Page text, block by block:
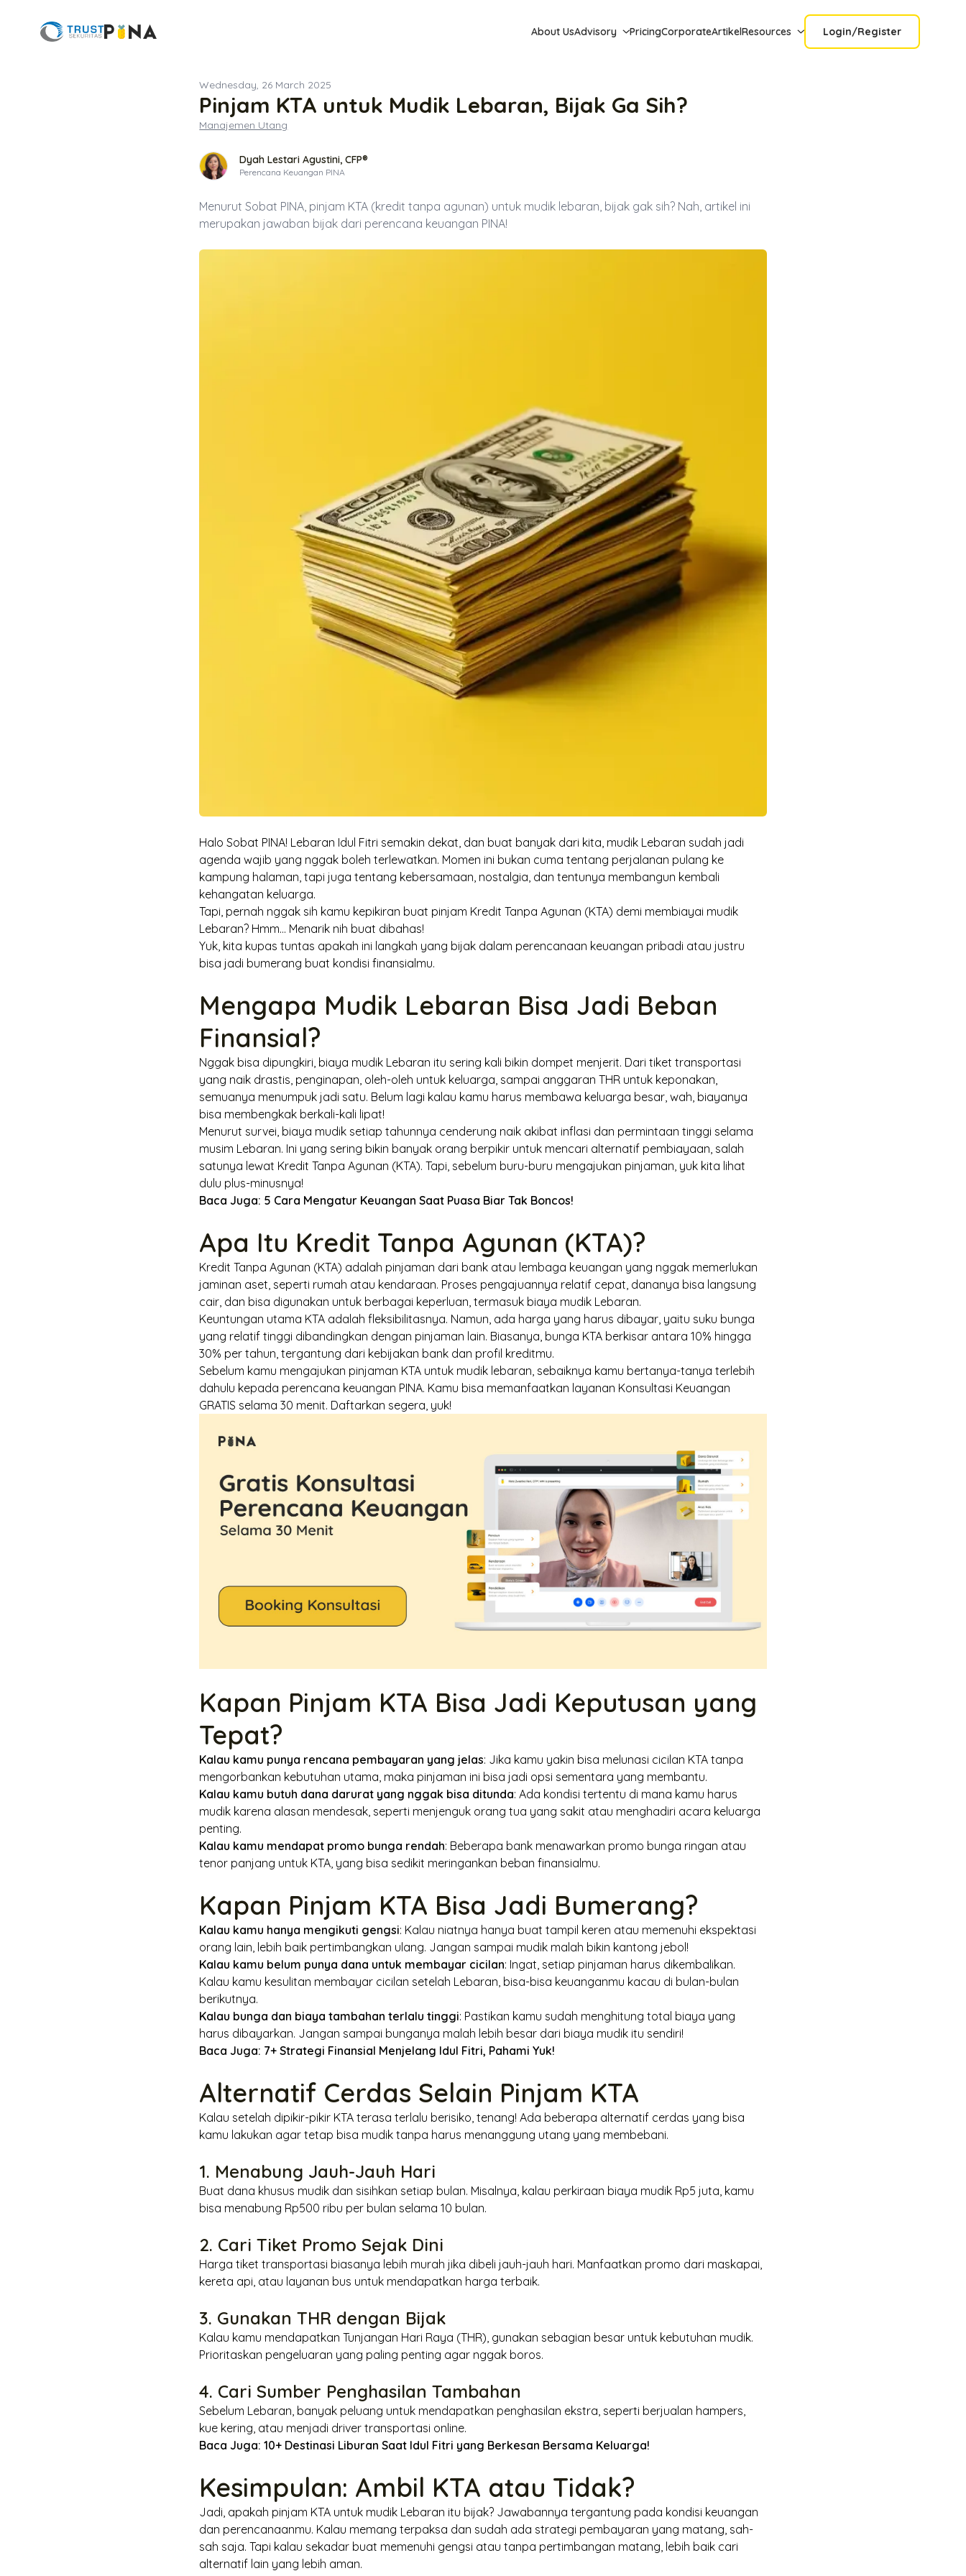
About UsAdvisory PricingCorporateArtikelResources Login/Register
Wednesday, 26 March 2025
Pinjam KTA untuk Mudik Lebaran, Bijak Ga Sih?
Manajemen Utang
Dyah Lestari Agustini, CFP®
Perencana Keuangan PINA
Menurut Sobat PINA, pinjam KTA (kredit tanpa agunan) untuk mudik lebaran, bijak gak sih? Nah, artikel ini
merupakan jawaban bijak dari perencana keuangan PINA!
Halo Sobat PINA! Lebaran Idul Fitri semakin dekat, dan buat banyak dari kita, mudik Lebaran sudah jadi
agenda wajib yang nggak boleh terlewatkan. Momen ini bukan cuma tentang perjalanan pulang ke
kampung halaman, tapi juga tentang kebersamaan, nostalgia, dan tentunya membangun kembali
kehangatan keluarga.
Tapi, pernah nggak sih kamu kepikiran buat pinjam Kredit Tanpa Agunan (KTA) demi membiayai mudik
Lebaran? Hmm... Menarik nih buat dibahas!
Yuk, kita kupas tuntas apakah ini langkah yang bijak dalam perencanaan keuangan pribadi atau justru
bisa jadi bumerang buat kondisi finansialmu.
Mengapa Mudik Lebaran Bisa Jadi Beban
Finansial?
Nggak bisa dipungkiri, biaya mudik Lebaran itu sering kali bikin dompet menjerit. Dari tiket transportasi
yang naik drastis, penginapan, oleh-oleh untuk keluarga, sampai anggaran THR untuk keponakan,
semuanya menumpuk jadi satu. Belum lagi kalau kamu harus membawa keluarga besar, wah, biayanya
bisa membengkak berkali-kali lipat!
Menurut survei, biaya mudik setiap tahunnya cenderung naik akibat inflasi dan permintaan tinggi selama
musim Lebaran. Ini yang sering bikin banyak orang berpikir untuk mencari alternatif pembiayaan, salah
satunya lewat Kredit Tanpa Agunan (KTA). Tapi, sebelum buru-buru mengajukan pinjaman, yuk kita lihat
dulu plus-minusnya!
Baca Juga: 5 Cara Mengatur Keuangan Saat Puasa Biar Tak Boncos!
Apa Itu Kredit Tanpa Agunan (KTA)?
Kredit Tanpa Agunan (KTA) adalah pinjaman dari bank atau lembaga keuangan yang nggak memerlukan
jaminan aset, seperti rumah atau kendaraan. Proses pengajuannya relatif cepat, dananya bisa langsung
cair, dan bisa digunakan untuk berbagai keperluan, termasuk biaya mudik Lebaran.
Keuntungan utama KTA adalah fleksibilitasnya. Namun, ada harga yang harus dibayar, yaitu suku bunga
yang relatif tinggi dibandingkan dengan pinjaman lain. Biasanya, bunga KTA berkisar antara 10% hingga
30% per tahun, tergantung dari kebijakan bank dan profil kreditmu.
Sebelum kamu mengajukan pinjaman KTA untuk mudik lebaran, sebaiknya kamu bertanya-tanya terlebih
dahulu kepada perencana keuangan PINA. Kamu bisa memanfaatkan layanan Konsultasi Keuangan
GRATIS selama 30 menit. Daftarkan segera, yuk!
Kapan Pinjam KTA Bisa Jadi Keputusan yang
Tepat?
Kalau kamu punya rencana pembayaran yang jelas: Jika kamu yakin bisa melunasi cicilan KTA tanpa
mengorbankan kebutuhan utama, maka pinjaman ini bisa jadi opsi sementara yang membantu.
Kalau kamu butuh dana darurat yang nggak bisa ditunda: Ada kondisi tertentu di mana kamu harus
mudik karena alasan mendesak, seperti menjenguk orang tua yang sakit atau menghadiri acara keluarga
penting.
Kalau kamu mendapat promo bunga rendah: Beberapa bank menawarkan promo bunga ringan atau
tenor panjang untuk KTA, yang bisa sedikit meringankan beban finansialmu.
Kapan Pinjam KTA Bisa Jadi Bumerang?
Kalau kamu hanya mengikuti gengsi: Kalau niatnya hanya buat tampil keren atau memenuhi ekspektasi
orang lain, lebih baik pertimbangkan ulang. Jangan sampai mudik malah bikin kantong jebol!
Kalau kamu belum punya dana untuk membayar cicilan: Ingat, setiap pinjaman harus dikembalikan.
Kalau kamu kesulitan membayar cicilan setelah Lebaran, bisa-bisa keuanganmu kacau di bulan-bulan
berikutnya.
Kalau bunga dan biaya tambahan terlalu tinggi: Pastikan kamu sudah menghitung total biaya yang
harus dibayarkan. Jangan sampai bunganya malah lebih besar dari biaya mudik itu sendiri!
Baca Juga: 7+ Strategi Finansial Menjelang Idul Fitri, Pahami Yuk!
Alternatif Cerdas Selain Pinjam KTA
Kalau setelah dipikir-pikir KTA terasa terlalu berisiko, tenang! Ada beberapa alternatif cerdas yang bisa
kamu lakukan agar tetap bisa mudik tanpa harus menanggung utang yang membebani.
1. Menabung Jauh-Jauh Hari
Buat dana khusus mudik dan sisihkan setiap bulan. Misalnya, kalau perkiraan biaya mudik Rp5 juta, kamu
bisa menabung Rp500 ribu per bulan selama 10 bulan.
2. Cari Tiket Promo Sejak Dini
Harga tiket transportasi biasanya lebih murah jika dibeli jauh-jauh hari. Manfaatkan promo dari maskapai,
kereta api, atau layanan bus untuk mendapatkan harga terbaik.
3. Gunakan THR dengan Bijak
Kalau kamu mendapatkan Tunjangan Hari Raya (THR), gunakan sebagian besar untuk kebutuhan mudik.
Prioritaskan pengeluaran yang paling penting agar nggak boros.
4. Cari Sumber Penghasilan Tambahan
Sebelum Lebaran, banyak peluang untuk mendapatkan penghasilan ekstra, seperti berjualan hampers,
kue kering, atau menjadi drivertransportasi online.
Baca Juga:10+ Destinasi Liburan Saat Idul Fitri yang Berkesan Bersama Keluarga!
Kesimpulan: Ambil KTA atau Tidak?
Jadi, apakah pinjam KTA untuk mudik Lebaran itu bijak? Jawabannya tergantung pada kondisi keuangan
dan perencanaanmu. Kalau memang terpaksa dan sudah ada strategi pembayaran yang matang, sah-
sah saja. Tapi kalau sekadar buat memenuhi gengsi atau tanpa pertimbangan matang, lebih baik cari
alternatif lain yang lebih aman.